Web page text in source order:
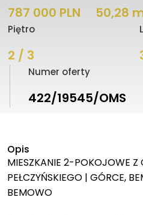
787 000 PLN 50,28
Piętro
2 / 3
Numer oferty
422/19545/OMS
Opis
MIESZKANIE 2-POKOJOWE Z
PEŁCZYŃSKIEGO | GÓRCE,
BEMOWO